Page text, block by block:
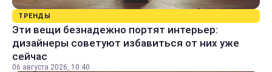
ТРЕНДЫ
Эти вещи безнадежно портят интерьер:
дизайнеры советуют избавиться от них уже
сейчас
06 августа 2026, 10:40